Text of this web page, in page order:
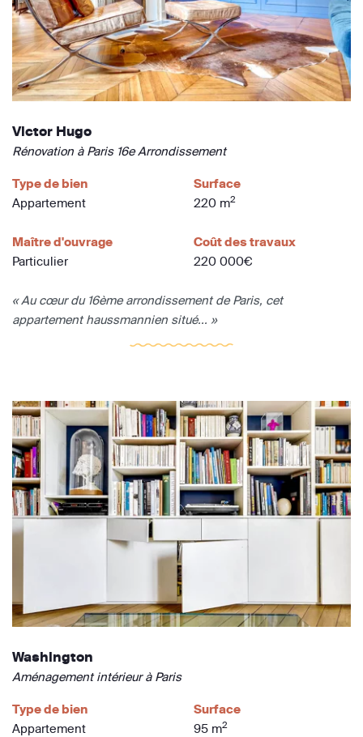
Victor Hugo
Rénovation à Paris 16e Arrondissement
Type de bien
Appartement
Surface
220 m2
Maître d'ouvrage
Particulier
Coût des travaux
220 000€
« Au cœur du 16ème arrondissement de Paris, cet
appartement haussmannien situé... »
Washington
Aménagement intérieur à Paris
Type de bien
Appartement
Surface
95 m2